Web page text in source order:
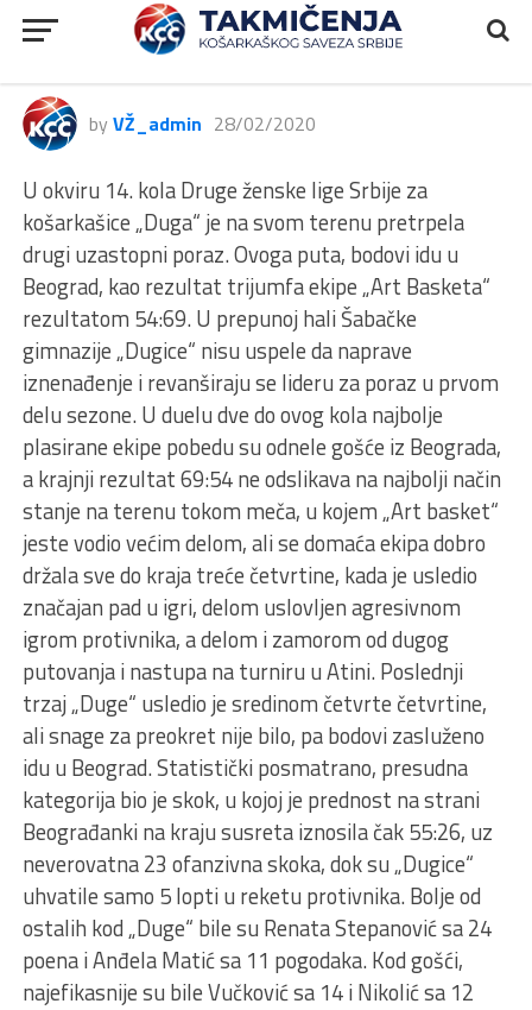
2ŽLS, Duga – Art Basket, 54:69
by VŽ_admin 28/02/2020
U okviru 14. kola Druge ženske lige Srbije za
košarkašice „Duga“ je na svom terenu pretrpela
drugi uzastopni poraz. Ovoga puta, bodovi idu u
Beograd, kao rezultat trijumfa ekipe „Art Basketa“
rezultatom 54:69. U prepunoj hali Šabačke
gimnazije „Dugice“ nisu uspele da naprave
iznenađenje i revanširaju se lideru za poraz u prvom
delu sezone. U duelu dve do ovog kola najbolje
plasirane ekipe pobedu su odnele gošće iz Beograda,
a krajnji rezultat 69:54 ne odslikava na najbolji način
stanje na terenu tokom meča, u kojem „Art basket“
jeste vodio većim delom, ali se domaća ekipa dobro
držala sve do kraja treće četvrtine, kada je usledio
značajan pad u igri, delom uslovljen agresivnom
igrom protivnika, a delom i zamorom od dugog
putovanja i nastupa na turniru u Atini. Poslednji
trzaj „Duge“ usledio je sredinom četvrte četvrtine,
ali snage za preokret nije bilo, pa bodovi zasluženo
idu u Beograd. Statistički posmatrano, presudna
kategorija bio je skok, u kojoj je prednost na strani
Beograđanki na kraju susreta iznosila čak 55:26, uz
neverovatna 23 ofanzivna skoka, dok su „Dugice“
uhvatile samo 5 lopti u reketu protivnika. Bolje od
ostalih kod „Duge“ bile su Renata Stepanović sa 24
poena i Anđela Matić sa 11 pogodaka. Kod gošći,
najefikasnije su bile Vučković sa 14 i Nikolić sa 12